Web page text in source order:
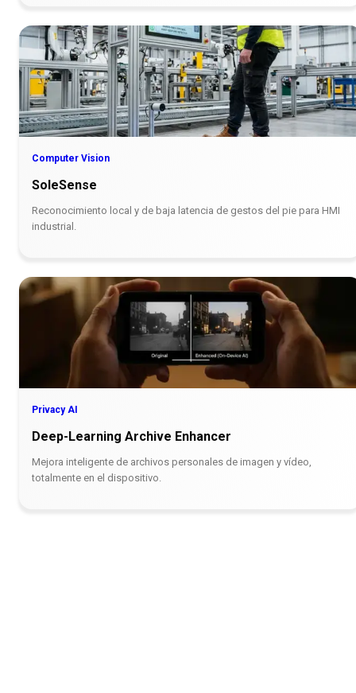
Computer Vision
SoleSense
Reconocimiento local y de baja latencia de gestos del pie para HMI
industrial.
Privacy AI
Deep-Learning Archive Enhancer
Mejora inteligente de archivos personales de imagen y vídeo,
totalmente en el dispositivo.